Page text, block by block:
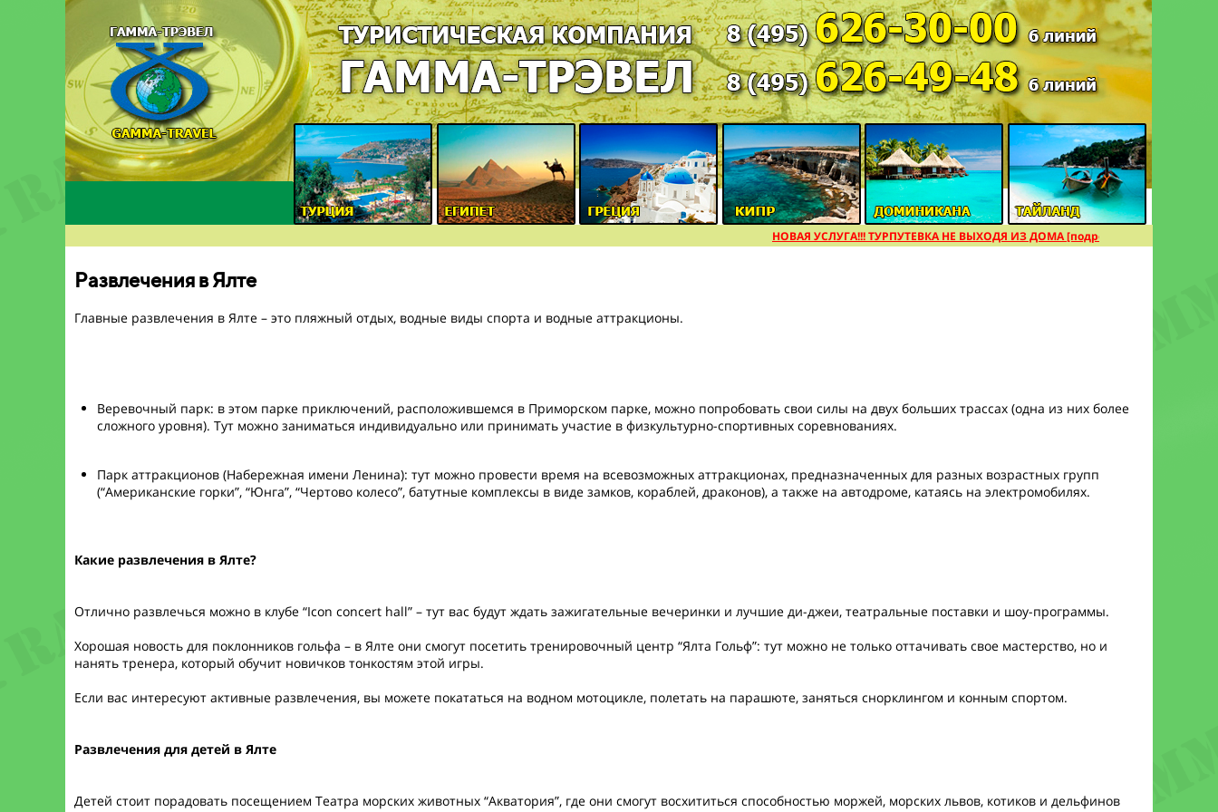
НОВАЯ УСЛУГА!!! ТУРПУТЕВКА НЕ ВЫХОДЯ ИЗ ДОМА [подробнее]
Развлечения в Ялте
Главные развлечения в Ялте – это пляжный отдых, водные виды спорта и водные аттракционы.
Веревочный парк: в этом парке приключений, расположившемся в Приморском парке, можно попробовать свои силы на двух больших трассах (одна из них более
сложного уровня). Тут можно заниматься индивидуально или принимать участие в физкультурно-спортивных соревнованиях.
Парк аттракционов (Набережная имени Ленина): тут можно провести время на всевозможных аттракционах, предназначенных для разных возрастных групп
(“Американские горки”, “Юнга”, “Чертово колесо”, батутные комплексы в виде замков, кораблей, драконов), а также на автодроме, катаясь на электромобилях.
Какие развлечения в Ялте?
Отлично развлечься можно в клубе “Icon concert hall” – тут вас будут ждать зажигательные вечеринки и лучшие ди-джеи, театральные поставки и шоу-программы.
Хорошая новость для поклонников гольфа – в Ялте они смогут посетить тренировочный центр “Ялта Гольф”: тут можно не только оттачивать свое мастерство, но и
нанять тренера, который обучит новичков тонкостям этой игры.
Если вас интересуют активные развлечения, вы можете покататься на водном мотоцикле, полетать на парашюте, заняться снорклингом и конным спортом.
Развлечения для детей в Ялте
Детей стоит порадовать посещением Театра морских животных “Акватория”, где они смогут восхититься способностью моржей, морских львов, котиков и дельфинов